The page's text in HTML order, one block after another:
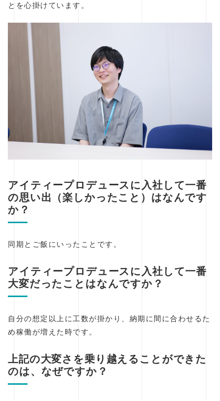
とを心掛けています。
アイティープロデュースに入社して一番
の思い出（楽しかったこと）はなんです
か？
同期とご飯にいったことです。
アイティープロデュースに入社して一番
大変だったことはなんですか？
自分の想定以上に工数が掛かり、納期に間に合わせるた
め稼働が増えた時です。
上記の大変さを乗り越えることができた
のは、なぜですか？